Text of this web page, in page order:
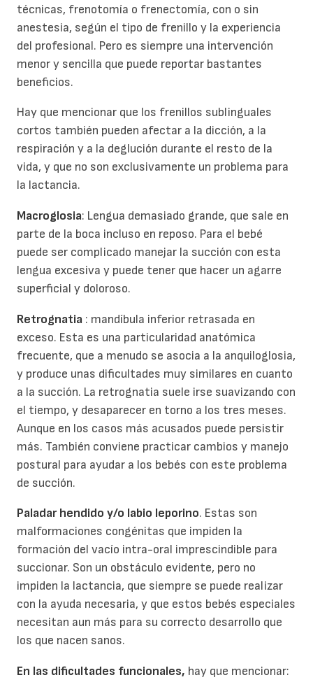
técnicas, frenotomía o frenectomía, con o sin
anestesia, según el tipo de frenillo y la experiencia
del profesional. Pero es siempre una intervención
menor y sencilla que puede reportar bastantes
beneficios.
Hay que mencionar que los frenillos sublinguales
cortos también pueden afectar a la dicción, a la
respiración y a la deglución durante el resto de la
vida, y que no son exclusivamente un problema para
la lactancia.
Macroglosia: Lengua demasiado grande, que sale en
parte de la boca incluso en reposo. Para el bebé
puede ser complicado manejar la succión con esta
lengua excesiva y puede tener que hacer un agarre
superficial y doloroso.
Retrognatia : mandíbula inferior retrasada en
exceso. Esta es una particularidad anatómica
frecuente, que a menudo se asocia a la anquiloglosia,
y produce unas dificultades muy similares en cuanto
a la succión. La retrognatia suele irse suavizando con
el tiempo, y desaparecer en torno a los tres meses.
Aunque en los casos más acusados puede persistir
más. También conviene practicar cambios y manejo
postural para ayudar a los bebés con este problema
de succión.
Paladar hendido y/o labio leporino. Estas son
malformaciones congénitas que impiden la
formación del vacío intra-oral imprescindible para
succionar. Son un obstáculo evidente, pero no
impiden la lactancia, que siempre se puede realizar
con la ayuda necesaria, y que estos bebés especiales
necesitan aun más para su correcto desarrollo que
los que nacen sanos.
En las dificultades funcionales, hay que mencionar: